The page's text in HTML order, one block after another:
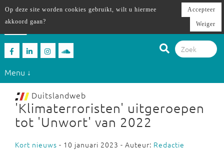
Menu ↓
Duitslandweb
'Klimaterroristen' uitgeroepen
tot 'Unwort' van 2022
Kort nieuws - 10 januari 2023 - Auteur: Redactie
Op deze site worden cookies gebruikt, wilt u hiermee
akkoord gaan?
Accepteer
Weiger